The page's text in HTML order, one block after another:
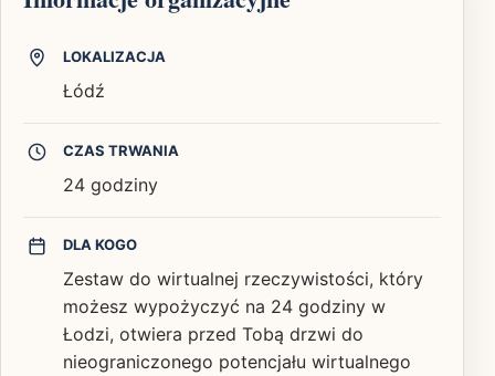
LOKALIZACJA
Łódź
CZAS TRWANIA
24 godziny
DLA KOGO
Zestaw do wirtualnej rzeczywistości, który
możesz wypożyczyć na 24 godziny w
Łodzi, otwiera przed Tobą drzwi do
nieograniczonego potencjału wirtualnego